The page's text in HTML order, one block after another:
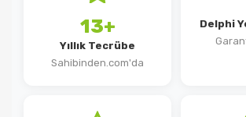
13+
Yıllık Tecrübe
Sahibinden.com'da
Delphi